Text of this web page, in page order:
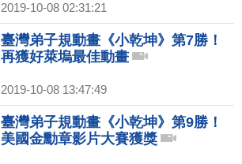
2019-10-08 02:31:21
臺灣弟子規動畫《小乾坤》第7勝！
再獲好萊塢最佳動畫
2019-10-08 13:47:49
臺灣弟子規動畫《小乾坤》第9勝！
美國金勳章影片大賽獲獎